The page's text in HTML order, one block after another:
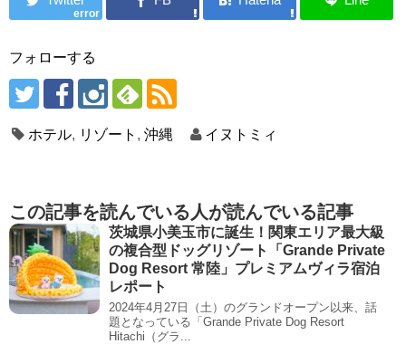
error
フォローする
ホテル, リゾート , 沖縄 イヌトミィ
この記事を読んでいる人が読んでいる記事
茨城県小美玉市に誕生！関東エリア最大級
の複合型ドッグリゾート「Grande Private
Dog Resort 常陸」プレミアムヴィラ宿泊
レポート
2024年4月27日（土）のグランドオープン以来、話
題となっている「Grande Private Dog Resort
Hitachi（グラ...